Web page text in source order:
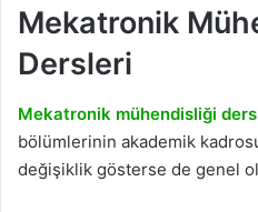
Mekatronik
Dersleri
Mekatronik mühendisliği
bölümlerinin akademik
değişiklik gösterse de genel